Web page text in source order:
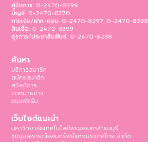
ผู้จัดการ: 0-2470-8299
บัญชี: 0-2470-8370
การเงิน/ฝาก-ถอน: 0-2470-8297, 0-2470-8398
สินเชื่อ: 0-2470-8399
ธุรการ/ประชาสัมพันธ์: 0-2470-8298
ค้นหา
บริการสมาชิก
สมัครสมาชิก
สวัสดิการ
จดหมายข่าว
แบบฟอร์ม
เว็บไซต์แนะนำ
มหาวิทยาลัยเทคโนโลยีพระจอมเกล้าธนบุรี
ชุมนุมสหกรณ์ออมทรัพย์แห่งประเทศไทย จำกัด